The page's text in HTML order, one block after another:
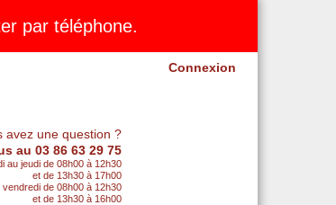
par téléphone.
Connexion
avez une question ?
au 03 86 63 29 75
au jeudi de 08h00 à 12h30
et de 13h30 à 17h00
vendredi de 08h00 à 12h30
et de 13h30 à 16h00